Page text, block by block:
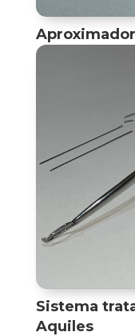
Aproximador
Sistema
Aquiles